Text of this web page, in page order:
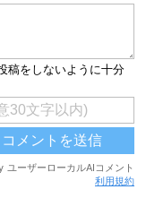
利用規約